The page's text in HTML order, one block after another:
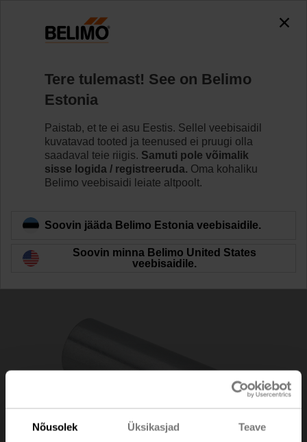
Nõusolek Üksikasjad Teave
accessing the absolute URL
"https://www.belimo.com/ee/et_EE/~mgnlArea=cookies~".
https://www.belimo.com/ee/et_EE/~mgnlArea=cookies~
ZA-LM
Tere tulemast! See on Belimo
Estonia
Paistab, et te ei asu Eestis. Sellel veebisaidil
kuvatavad tooted ja teenused ei pruugi olla
saadaval teie riigis. Samuti pole võimalik
sisse logida / registreeruda. Oma kohaliku
Belimo veebisaidi leiate altpoolt.
Soovin jääda Belimo Estonia veebisaidile.
Soovin minna Belimo United States
veebisaidile.